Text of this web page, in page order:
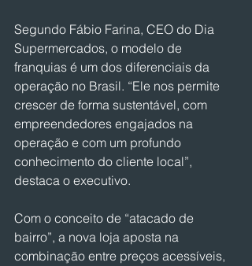
Segundo Fábio Farina, CEO do Dia
Supermercados, o modelo de
franquias é um dos diferenciais da
operação no Brasil. “Ele nos permite
crescer de forma sustentável, com
empreendedores engajados na
operação e com um profundo
conhecimento do cliente local”,
destaca o executivo.
Com o conceito de “atacado de
bairro”, a nova loja aposta na
combinação entre preços acessíveis,